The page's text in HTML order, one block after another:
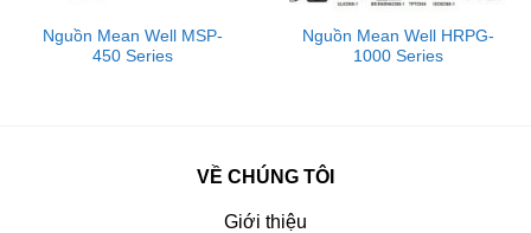
Nguồn Mean Well MSP-
450 Series
Nguồn Mean Well HRPG-
1000 Series
VỀ CHÚNG TÔI
Giới thiệu